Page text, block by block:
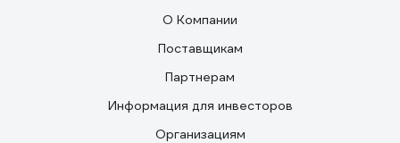
О Компании
Поставщикам
Партнерам
Информация для инвесторов
Организациям